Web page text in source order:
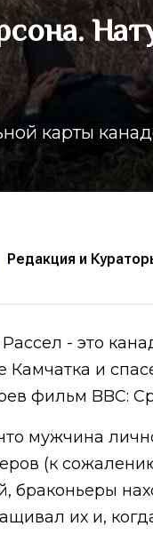
карты
Редакция и
- это
Камчатка и
фильм BBC:
мужчина
(к
браконьеры
их и,